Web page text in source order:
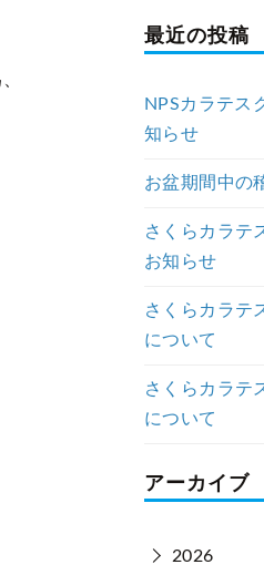
最近の投稿
NPSカラテス
知らせ
お盆期間中の
さくらカラテ
お知らせ
さくらカラテ
について
さくらカラテ
について
アーカイブ
2026